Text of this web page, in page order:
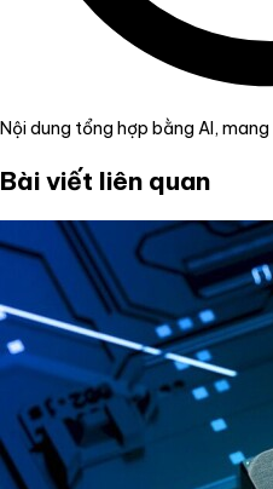
Nội dung tổng hợp bằng AI,
Bài viết liên quan